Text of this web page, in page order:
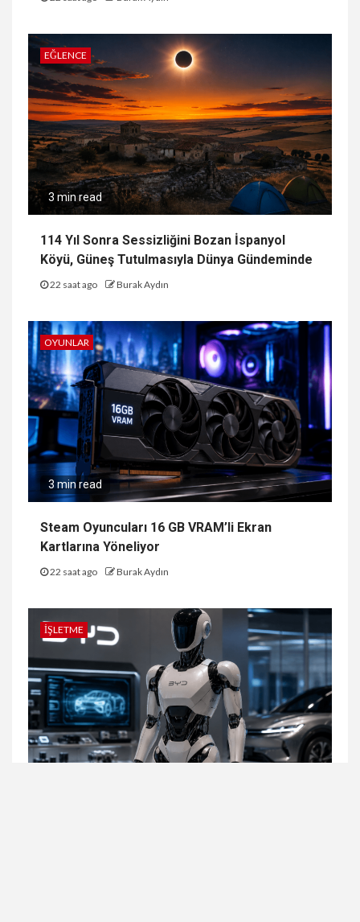
EĞLENCE
3 min read
114 Yıl Sonra Sessizliğini Bozan İspanyol
Köyü, Güneş Tutulmasıyla Dünya Gündeminde
22 saat ago Burak Aydın
OYUNLAR
3 min read
Steam Oyuncuları 16 GB VRAM’li Ekran
Kartlarına Yöneliyor
22 saat ago Burak Aydın
İŞLETME